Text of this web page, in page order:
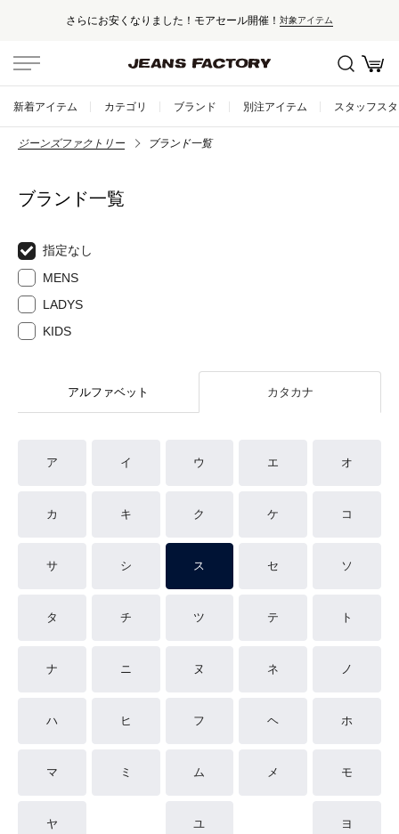
さらにお安くなりました！モアセール開催！ 対象アイテム
新着アイテム カテゴリ ブランド 別注アイテム スタッフス
ジーンズファクトリー ブランド一覧
ブランド一覧
指定なし
MENS
LADYS
KIDS
アルファベット カタカナ
ア イ ウ エ オ
カ キ ク ケ コ
サ シ ス セ ソ
タ チ ツ テ ト
ナ ニ ヌ ネ ノ
ハ ヒ フ ヘ ホ
マ ミ ム メ モ
ヤ ユ ヨ